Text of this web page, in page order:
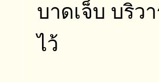
บาดเจ็บ บริว
ไว้